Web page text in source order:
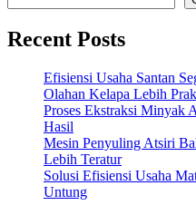
Recent Posts
Efisiensi Usaha Santan
Olahan Kelapa Lebih
Proses Ekstraksi Minyak
Hasil
Mesin Penyuling Atsiri
Lebih Teratur
Solusi Efisiensi Usaha
Untung